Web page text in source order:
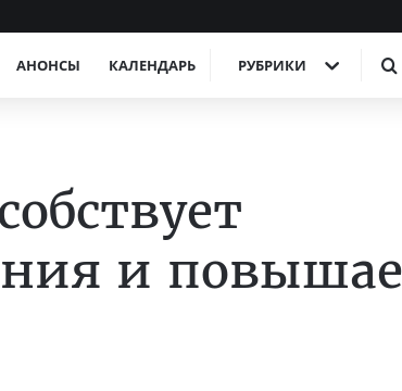
АНОНСЫ КАЛЕНДАРЬ РУБРИКИ
и